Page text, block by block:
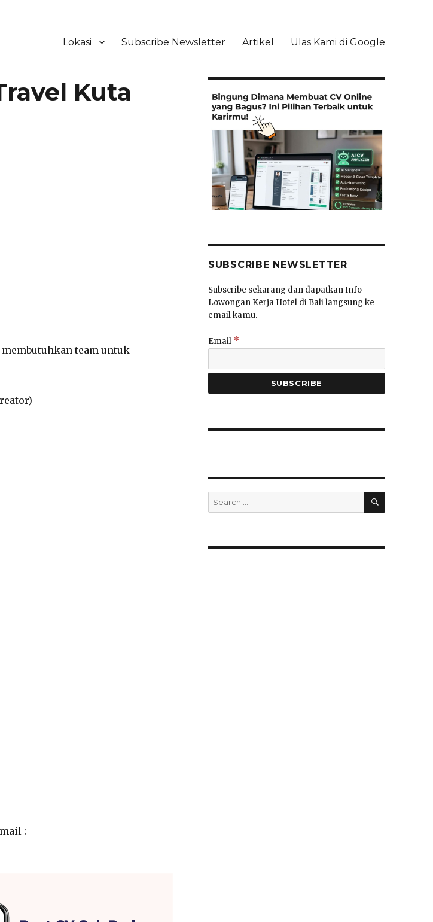
| HHRMA Hotel Bali
Lokasi Subscribe Newsletter Artikel Ulas Kami di Google
Kuta
team untuk
:
SUBSCRIBE NEWSLETTER
Subscribe sekarang dan dapatkan Info
Lowongan Kerja Hotel di Bali langsung ke
email kamu.
Email *
Search
for:
SEARCH